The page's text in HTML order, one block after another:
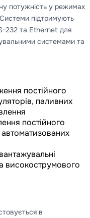
потужність у режимах
Системи підтримують
232 та Ethernet для
системами та
постійного
паливних
постійного
високострумового
в